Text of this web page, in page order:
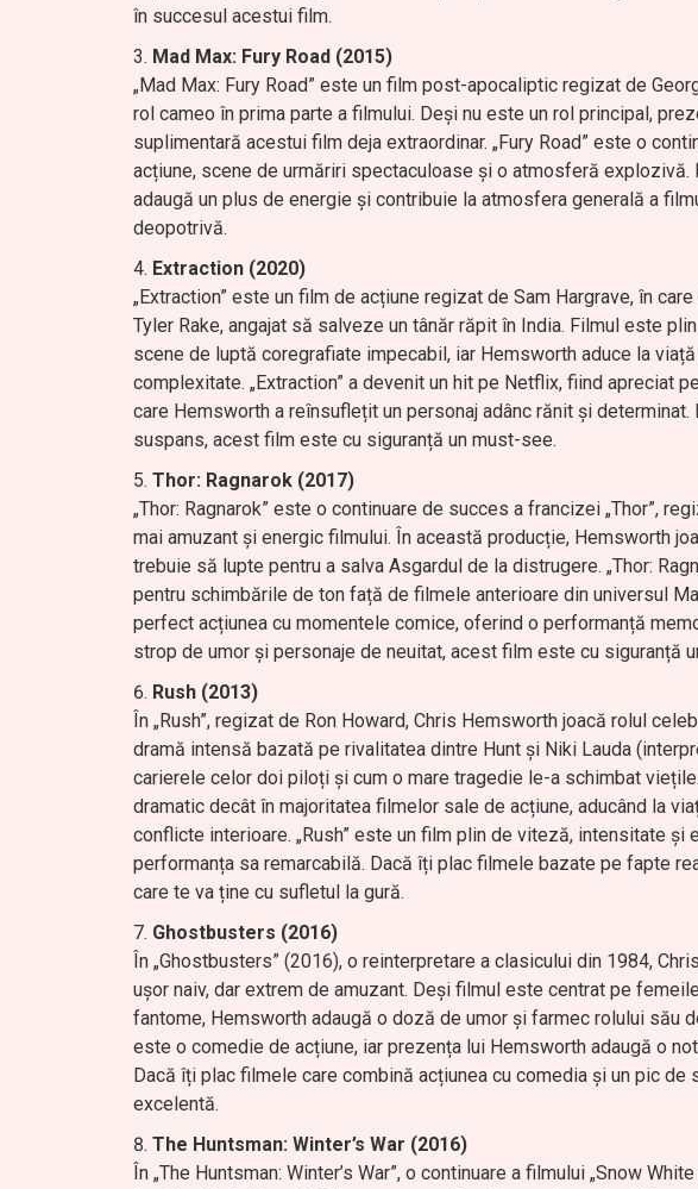
în succesul acestui film.
Mad Max: Fury Road (2015)
„Mad Max: Fury Road” este un film post-apocaliptic regizat de
rol cameo în prima parte a filmului. Deși nu este un rol principal,
suplimentară acestui film deja extraordinar. „Fury Road” este o
acțiune, scene de urmăriri spectaculoase și o atmosferă
adaugă un plus de energie și contribuie la atmosfera generală a
deopotrivă.
Extraction (2020)
„Extraction” este un film de acțiune regizat de Sam Hargrave, în
Tyler Rake, angajat să salveze un tânăr răpit în India. Filmul este
scene de luptă coregrafiate impecabil, iar Hemsworth aduce la
complexitate. „Extraction” a devenit un hit pe Netflix, fiind apreciat
care Hemsworth a reînsuflețit un personaj adânc rănit și
suspans, acest film este cu siguranță un must-see.
Thor: Ragnarok (2017)
„Thor: Ragnarok” este o continuare de succes a francizei „Thor”,
mai amuzant și energic filmului. În această producție, Hemsworth
trebuie să lupte pentru a salva Asgardul de la distrugere. „Thor:
pentru schimbările de ton față de filmele anterioare din universul
perfect acțiunea cu momentele comice, oferind o performanță
strop de umor și personaje de neuitat, acest film este cu siguranță
Rush (2013)
În „Rush”, regizat de Ron Howard, Chris Hemsworth joacă rolul
dramă intensă bazată pe rivalitatea dintre Hunt și Niki Lauda
carierele celor doi piloți și cum o mare tragedie le-a schimbat
dramatic decât în majoritatea filmelor sale de acțiune, aducând la
conflicte interioare. „Rush” este un film plin de viteză, intensitate
performanța sa remarcabilă. Dacă îți plac filmele bazate pe fapte
care te va ține cu sufletul la gură.
Ghostbusters (2016)
În „Ghostbusters” (2016), o reinterpretare a clasicului din 1984,
ușor naiv, dar extrem de amuzant. Deși filmul este centrat pe
fantome, Hemsworth adaugă o doză de umor și farmec rolului său
este o comedie de acțiune, iar prezența lui Hemsworth adaugă o
Dacă îți plac filmele care combină acțiunea cu comedia și un pic de
excelentă.
The Huntsman: Winter’s War (2016)
În „The Huntsman: Winter’s War”, o continuare a filmului „Snow